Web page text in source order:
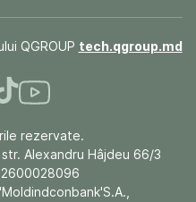
QGROUP tech.qgroup.md
rezervate.
str. Alexandru Hâjdeu 66/3